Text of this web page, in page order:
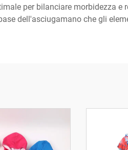
per bilanciare morbidezza e
dell'asciugamano che gli